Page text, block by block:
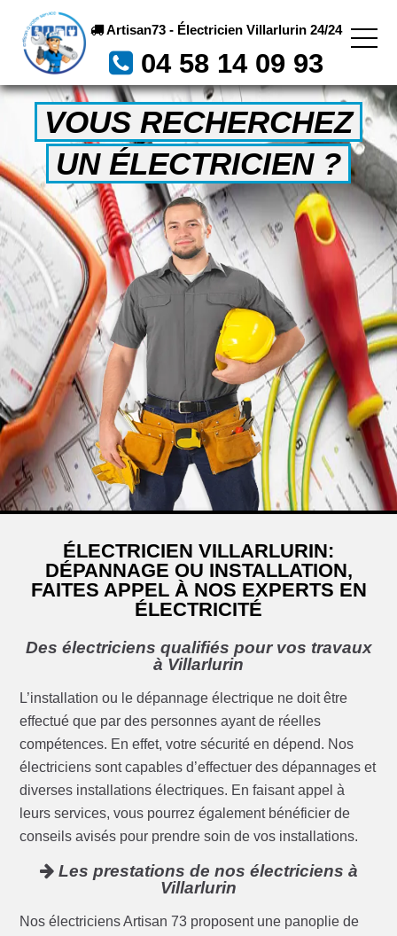
Artisan73 - Électricien Villarlurin 24/24
04 58 14 09 93
VOUS RECHERCHEZ
UN ÉLECTRICIEN ?
ÉLECTRICIEN VILLARLURIN:
DÉPANNAGE OU INSTALLATION,
FAITES APPEL À NOS EXPERTS EN
ÉLECTRICITÉ
Des électriciens qualifiés pour vos travaux
à Villarlurin
L’installation ou le dépannage électrique ne doit être
effectué que par des personnes ayant de réelles
compétences. En effet, votre sécurité en dépend. Nos
électriciens sont capables d’effectuer des dépannages et
diverses installations électriques. En faisant appel à
leurs services, vous pourrez également bénéficier de
conseils avisés pour prendre soin de vos installations.
Les prestations de nos électriciens à
Villarlurin
Nos électriciens Artisan 73 proposent une panoplie de